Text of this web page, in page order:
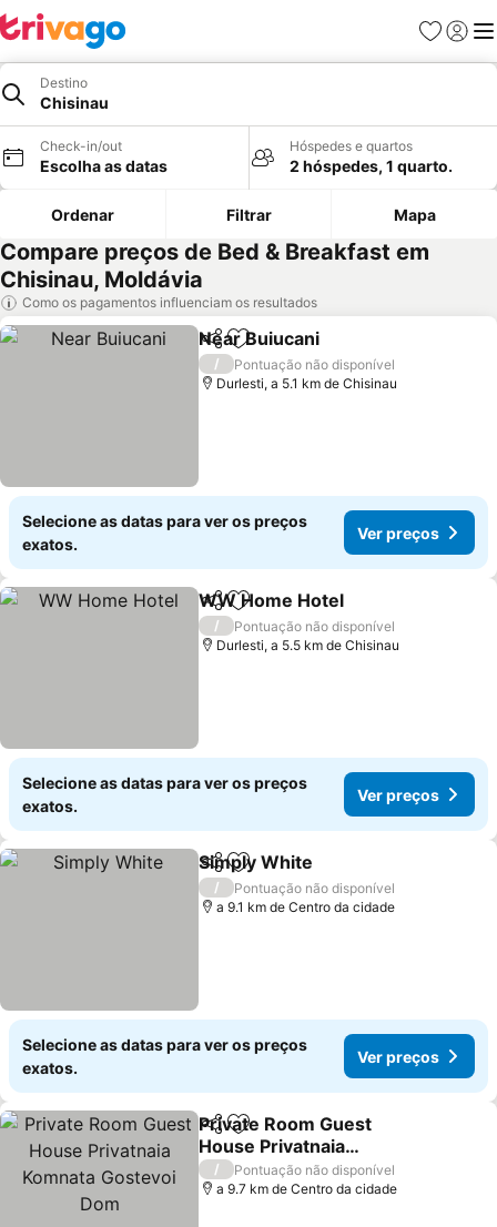
Favoritos
Iniciar
Destino
Chisinau
Check-in/out
Escolha as datas
Hóspedes e quartos
2 hóspedes, 1 quarto.
Ordenar Filtrar Mapa
Compare preços de Bed & Breakfast em
Chisinau, Moldávia
Como os pagamentos influenciam os resultados
PartilharAdicionar aos favoritos
Near Buiucani
/
Pontuação não disponível
Durlesti, a 5.1 km de Chisinau
Selecione as datas para ver os preços
exatos.
Ver preços
PartilharAdicionar aos favoritos
WW Home Hotel
/
Pontuação não disponível
Durlesti, a 5.5 km de Chisinau
Selecione as datas para ver os preços
exatos.
Ver preços
PartilharAdicionar aos favoritos
Simply White
/
Pontuação não disponível
a 9.1 km de Centro da cidade
Selecione as datas para ver os preços
exatos.
Ver preços
PartilharAdicionar aos favoritos
Private Room Guest
House Privatnaia
Komnata Gostevoi Dom
Ver preços
/
Pontuação não disponível
a 9.7 km de Centro da cidade